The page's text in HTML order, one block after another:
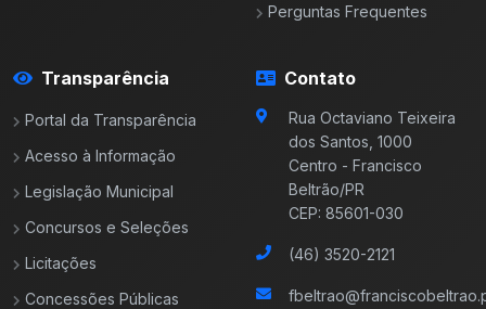
Perguntas Frequentes
Transparência
Portal da Transparência
Acesso à Informação
Legislação Municipal
Concursos e Seleções
Licitações
Concessões Públicas
Contato
Rua Octaviano Teixeira
dos Santos, 1000
Centro - Francisco
Beltrão/PR
CEP: 85601-030
(46) 3520-2121